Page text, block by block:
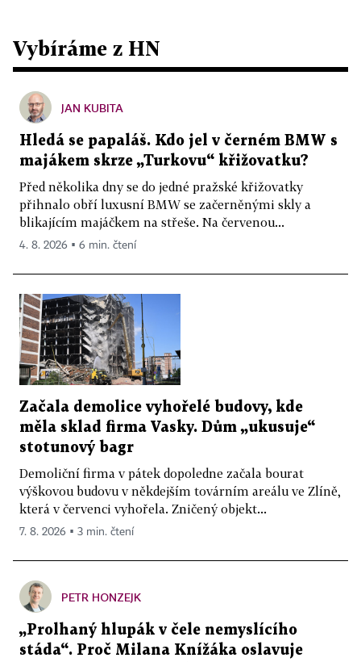
Vybíráme z HN
JAN KUBITA
Hledá se papaláš. Kdo jel v černém BMW s
majákem skrze „Turkovu“ křižovatku?
Před několika dny se do jedné pražské křižovatky
přihnalo obří luxusní BMW se začerněnými skly a
blikajícím majáčkem na střeše. Na červenou...
4. 8. 2026 ▪ 6 min. čtení
Začala demolice vyhořelé budovy, kde
měla sklad firma Vasky. Dům „ukusuje“
stotunový bagr
Demoliční firma v pátek dopoledne začala bourat
výškovou budovu v někdejším továrním areálu ve Zlíně,
která v červenci vyhořela. Zničený objekt...
7. 8. 2026 ▪ 3 min. čtení
PETR HONZEJK
„Prolhaný hlupák v čele nemyslícího
stáda“. Proč Milana Knížáka oslavuje